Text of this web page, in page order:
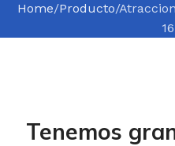
Home Producto
Tenemos